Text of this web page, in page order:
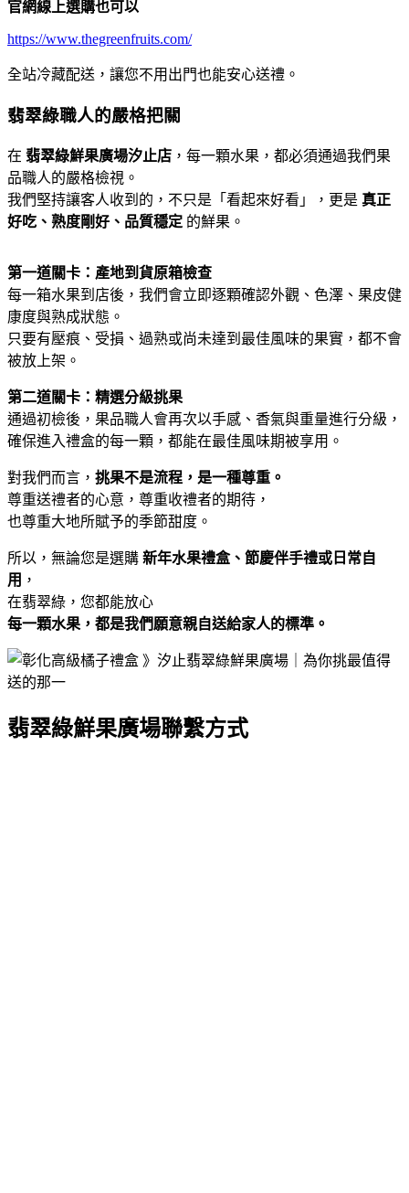
官網線上選購也可以
https://www.thegreenfruits.com/
全站冷藏配送，讓您不用出門也能安心送禮。
翡翠綠職人的嚴格把關
在 翡翠綠鮮果廣場汐止店 ，每一顆水果，都必須通過我們果
品職人的嚴格檢視。
我們堅持讓客人收到的，不只是「看起來好看」，更是 真正
好吃、熟度剛好、品質穩定 的鮮果。
第一道關卡：產地到貨原箱檢查
每一箱水果到店後，我們會立即逐顆確認外觀、色澤、果皮健
康度與熟成狀態。
只要有壓痕、受損、過熟或尚未達到最佳風味的果實，都不會
被放上架。
第二道關卡：精選分級挑果
通過初檢後，果品職人會再次以手感、香氣與重量進行分級，
確保進入禮盒的每一顆，都能在最佳風味期被享用。
對我們而言， 挑果不是流程，是一種尊重。
尊重送禮者的心意，尊重收禮者的期待，
也尊重大地所賦予的季節甜度。
所以，無論您是選購 新年水果禮盒、節慶伴手禮或日常自
用 ，
在翡翠綠，您都能放心
每一顆水果，都是我們願意親自送給家人的標準。
翡翠綠鮮果廣場聯繫方式